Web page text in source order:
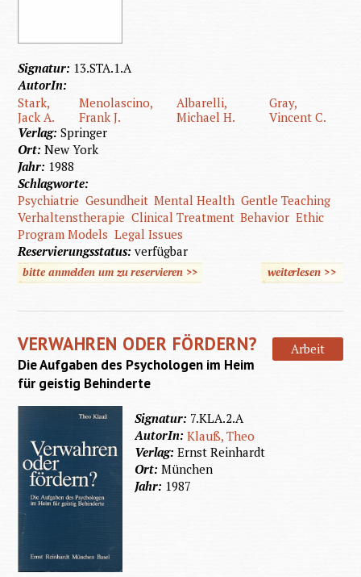
Signatur: 13.STA.1.A
AutorIn:
Stark,
Jack A.
Menolascino,
Frank J.
Albarelli,
Michael H.
Gray,
Vincent C.
Verlag:Springer
Ort:New York
Jahr: 1988
Schlagworte:
Psychiatrie Gesundheit Mental Health Gentle Teaching
Verhaltenstherapie Clinical Treatment Behavior Ethic
Program Models Legal Issues
Reservierungsstatus:verfügbar
bitte anmelden um zu reservieren >> weiterlesen
and
>>
VERWAHREN ODER FÖRDERN? Arbeit
Die Aufgaben des Psychologen im Heim
für geistig Behinderte
Signatur: 7.KLA.2.A
AutorIn:Klauß, Theo
Verlag:Ernst Reinhardt
Ort:München
Jahr: 1987